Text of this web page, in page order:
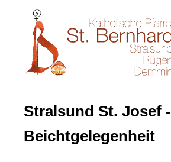
Stralsund St. Josef -
Beichtgelegenheit